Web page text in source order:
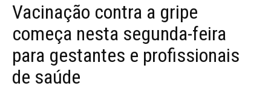
Vacinação contra a gripe
começa nesta segunda-feira
para gestantes e profissionais
de saúde